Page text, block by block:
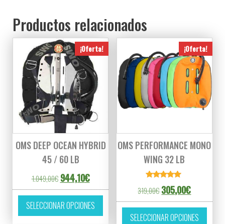
Productos relacionados
¡Oferta!
OMS DEEP OCEAN HYBRID
45 / 60 LB
1.049,00€ El precio original era: 1.049,00€.
944,10€El precio actual es: 944,10€.
SELECCIONAR OPCIONES
Este producto tiene múltiples variantes.
¡Oferta!
OMS PERFORMANCE MONO
WING 32 LB
con
5.00
de 5
319,00€ El precio original
305,00€El precio
SELECCIONAR OPCIONES
Este